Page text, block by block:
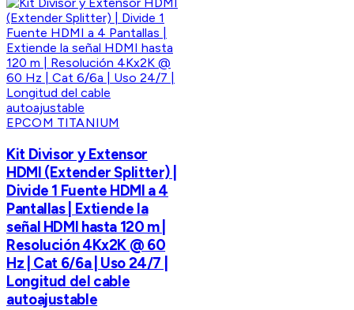
EPCOM TITANIUM
Kit Divisor y Extensor
HDMI (Extender Splitter) |
Divide 1 Fuente HDMI a 4
Pantallas | Extiende la
señal HDMI hasta 120 m |
Resolución 4Kx2K @ 60
Hz | Cat 6/6a | Uso 24/7 |
Longitud del cable
autoajustable